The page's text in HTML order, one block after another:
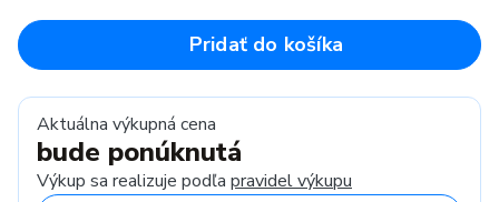
Pridať do košíka
Aktuálna výkupná cena
bude ponúknutá
Výkup sa realizuje podľa pravidel výkupu